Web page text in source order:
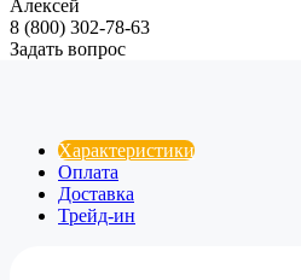
Алексей
8 (800) 302-78-63
Задать вопрос
Характеристики
Оплата
Доставка
Трейд-ин